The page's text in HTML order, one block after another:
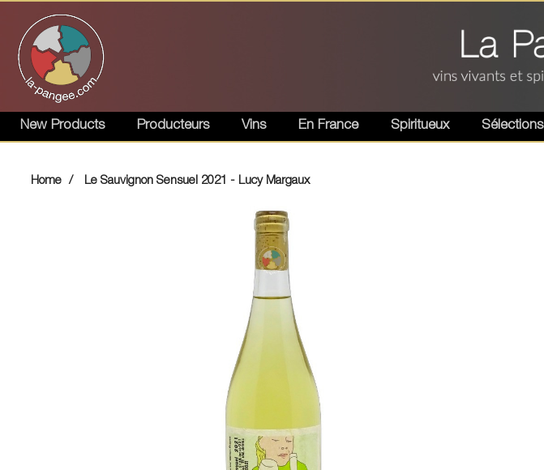
New Products Producteurs Vins En France Spiritueux Sélections
Home Le Sauvignon Sensuel 2021 - Lucy Margaux